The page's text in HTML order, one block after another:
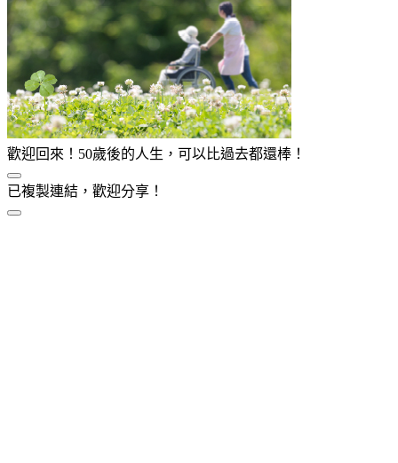
歡迎回來！50歲後的人生，可以比過去都還棒！
已複製連結，歡迎分享！